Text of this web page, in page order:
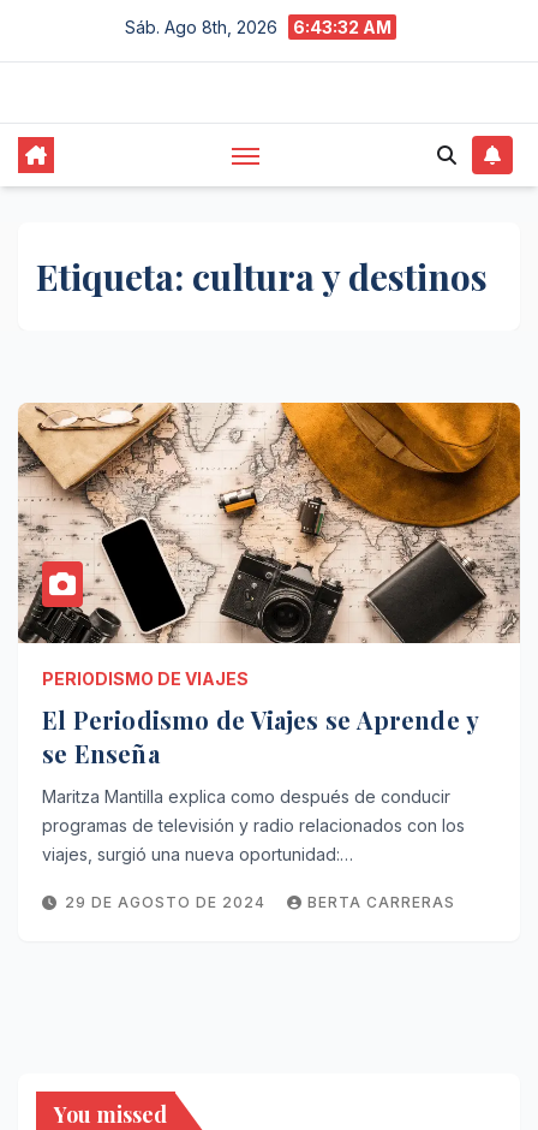
Sáb. Ago 8th, 2026 6:43:33 AM
Etiqueta: cultura y destinos
PERIODISMO DE VIAJES
El Periodismo de Viajes se Aprende y
se Enseña
Maritza Mantilla explica como después de conducir
programas de televisión y radio relacionados con los
viajes, surgió una nueva oportunidad:…
29 DE AGOSTO DE 2024 BERTA CARRERAS
You missed